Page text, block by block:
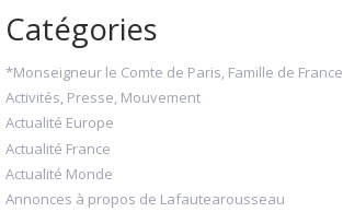
Catégories
*Monseigneur le Comte de Paris, Famille de France
Activités, Presse, Mouvement
Actualité Europe
Actualité France
Actualité Monde
Annonces à propos de Lafautearousseau